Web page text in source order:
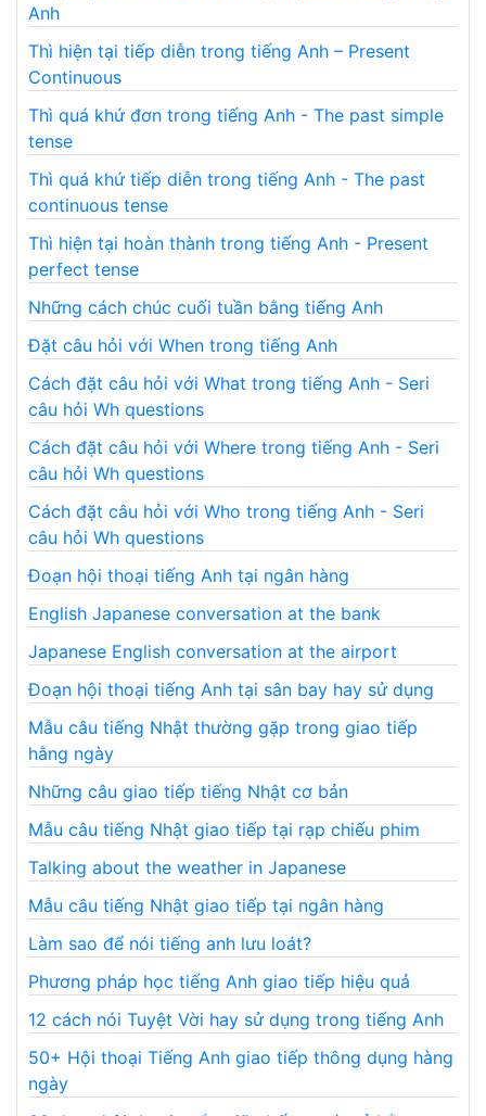
Anh
Thì hiện tại tiếp diễn trong tiếng Anh – Present
Continuous
Thì quá khứ đơn trong tiếng Anh - The past simple
tense
Thì quá khứ tiếp diễn trong tiếng Anh - The past
continuous tense
Thì hiện tại hoàn thành trong tiếng Anh - Present
perfect tense
Những cách chúc cuối tuần bằng tiếng Anh
Đặt câu hỏi với When trong tiếng Anh
Cách đặt câu hỏi với What trong tiếng Anh - Seri
câu hỏi Wh questions
Cách đặt câu hỏi với Where trong tiếng Anh - Seri
câu hỏi Wh questions
Cách đặt câu hỏi với Who trong tiếng Anh - Seri
câu hỏi Wh questions
Đoạn hội thoại tiếng Anh tại ngân hàng
English Japanese conversation at the bank
Japanese English conversation at the airport
Đoạn hội thoại tiếng Anh tại sân bay hay sử dụng
Mẫu câu tiếng Nhật thường gặp trong giao tiếp
hằng ngày
Những câu giao tiếp tiếng Nhật cơ bản
Mẫu câu tiếng Nhật giao tiếp tại rạp chiếu phim
Talking about the weather in Japanese
Mẫu câu tiếng Nhật giao tiếp tại ngân hàng
Làm sao để nói tiếng anh lưu loát?
Phương pháp học tiếng Anh giao tiếp hiệu quả
12 cách nói Tuyệt Vời hay sử dụng trong tiếng Anh
50+ Hội thoại Tiếng Anh giao tiếp thông dụng hàng
ngày